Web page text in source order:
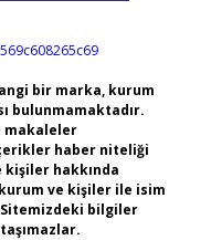
bir marka, kurum
bulunmamaktadır.
makaleler
haber niteliği
kişiler hakkında
ve kişiler ile isim
bilgiler